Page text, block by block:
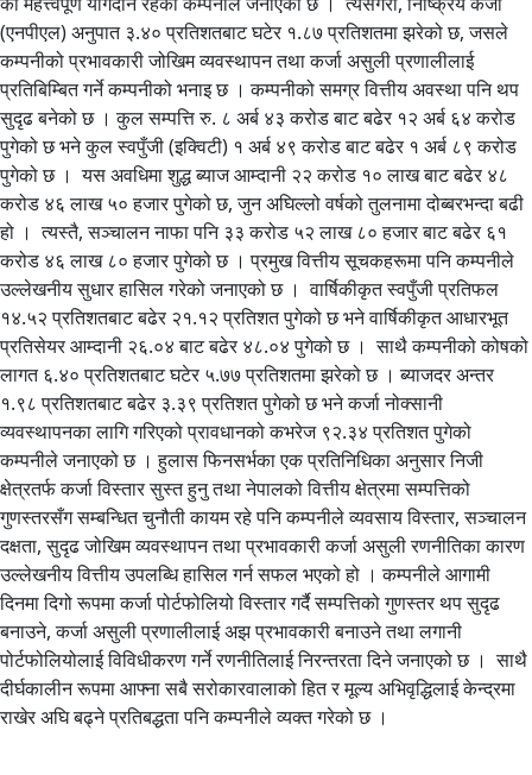
(एनपीएल) अनुपात ३.४० प्रतिशतबाट घटेर १.८७ प्रतिशतमा झरेको छ, जसले
कम्पनीको प्रभावकारी जोखिम व्यवस्थापन तथा कर्जा असुली प्रणालीलाई
प्रतिबिम्बित गर्ने कम्पनीको भनाइ छ । कम्पनीको समग्र वित्तीय अवस्था पनि थप
सुदृढ बनेको छ । कुल सम्पत्ति रु. ८ अर्ब ४३ करोड बाट बढेर १२ अर्ब ६४ करोड
पुगेको छ भने कुल स्वपुँजी (इक्विटी) १ अर्ब ४९ करोड बाट बढेर १ अर्ब ८९ करोड
पुगेको छ । यस अवधिमा शुद्ध ब्याज आम्दानी २२ करोड १० लाख बाट बढेर ४८
करोड ४६ लाख ५० हजार पुगेको छ, जुन अघिल्लो वर्षको तुलनामा दोब्बरभन्दा बढी
हो । त्यस्तै, सञ्चालन नाफा पनि ३३ करोड ५२ लाख ८० हजार बाट बढेर ६१
करोड ४६ लाख ८० हजार पुगेको छ । प्रमुख वित्तीय सूचकहरूमा पनि कम्पनीले
उल्लेखनीय सुधार हासिल गरेको जनाएको छ । वार्षिकीकृत स्वपुँजी प्रतिफल
१४.५२ प्रतिशतबाट बढेर २१.१२ प्रतिशत पुगेको छ भने वार्षिकीकृत आधारभूत
प्रतिसेयर आम्दानी २६.०४ बाट बढेर ४८.०४ पुगेको छ । साथै कम्पनीको कोषको
लागत ६.४० प्रतिशतबाट घटेर ५.७७ प्रतिशतमा झरेको छ । ब्याजदर अन्तर
१.९८ प्रतिशतबाट बढेर ३.३९ प्रतिशत पुगेको छ भने कर्जा नोक्सानी
व्यवस्थापनका लागि गरिएको प्रावधानको कभरेज ९२.३४ प्रतिशत पुगेको
कम्पनीले जनाएको छ । हुलास फिनसर्भका एक प्रतिनिधिका अनुसार निजी
क्षेत्रतर्फ कर्जा विस्तार सुस्त हुनु तथा नेपालको वित्तीय क्षेत्रमा सम्पत्तिको
गुणस्तरसँग सम्बन्धित चुनौती कायम रहे पनि कम्पनीले व्यवसाय विस्तार, सञ्चालन
दक्षता, सुदृढ जोखिम व्यवस्थापन तथा प्रभावकारी कर्जा असुली रणनीतिका कारण
उल्लेखनीय वित्तीय उपलब्धि हासिल गर्न सफल भएको हो । कम्पनीले आगामी
दिनमा दिगो रूपमा कर्जा पोर्टफोलियो विस्तार गर्दै सम्पत्तिको गुणस्तर थप सुदृढ
बनाउने, कर्जा असुली प्रणालीलाई अझ प्रभावकारी बनाउने तथा लगानी
पोर्टफोलियोलाई विविधीकरण गर्ने रणनीतिलाई निरन्तरता दिने जनाएको छ । साथै
दीर्घकालीन रूपमा आफ्ना सबै सरोकारवालाको हित र मूल्य अभिवृद्धिलाई केन्द्रमा
राखेर अघि बढ्ने प्रतिबद्धता पनि कम्पनीले व्यक्त गरेको छ ।